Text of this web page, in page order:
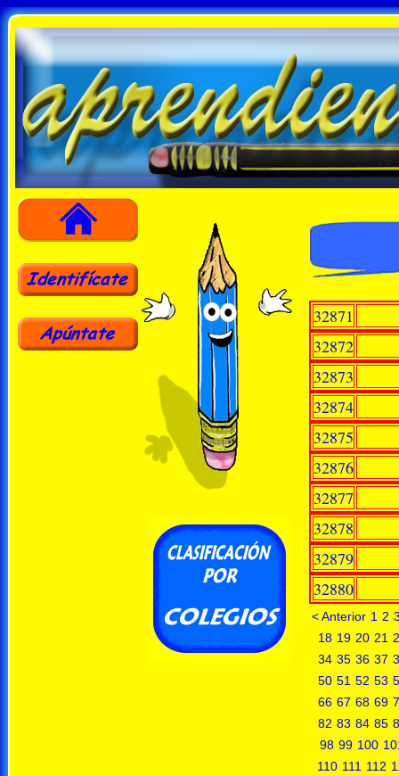
32871
32872
32873
32874
32875
32876
32877
32878
32879
32880
< Anterior 1 2
18 19 20 21
34 35 36 37
50 51 52 53
66 67 68 69
82 83 84 85
98 99 100
110 111 112